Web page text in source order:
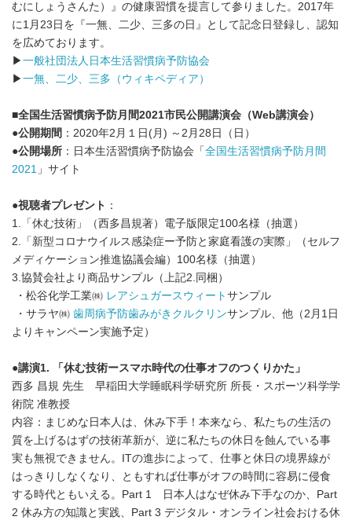
むにしょうさんた）』の健康習慣を提言して参りました。2017年
に1月23日を『一無、二少、三多の日』として記念日登録し、認知
を広めております。
▶ 一般社団法人日本生活習慣病予防協会
▶ 一無、二少、三多（ウィキペディア）
■全国生活習慣病予防月間2021市民公開講演会（Web講演会）
●公開期間 ：2020年2月１日(月) ～2月28日（日）
●公開場所 ：日本生活習慣病予防協会「 全国生活習慣病予防月間
2021 」サイト
●視聴者プレゼント ：
1.「休む技術」（西多昌規著）電子版限定100名様（抽選）
2.「新型コロナウイルス感染症ー予防と家庭看護の実際」（セルフ
メディケーション推進協議会編）100名様（抽選）
3.協賛会社より商品サンプル（上記2.同梱）
・松谷化学工業㈱ レアシュガースウィート サンプル
・サラヤ㈱ 歯周病予防歯みがきクルクリンサンプル、他（2月1日
よりキャンペーン実施予定）
●講演1.
「休む技術ースマホ時代の仕事オフのつくりかた」
西多 昌規 先生 早稲田大学睡眠科学研究所 所長・スポーツ科学学
術院 准教授
内容：まじめな日本人は、休み下手！本来なら、私たちの生活の
質を上げるはずの技術革新が、逆に私たちの休日を蝕んでいる事
実も無視できません。ITの進歩によって、仕事と休日の境界線が
はっきりしなくなり、ともすれば仕事がオフの時間に容易に侵食
する時代ともいえる。Part 1 日本人はなぜ休み下手なのか、Part
2 休み方の知識と実践、Part 3 デジタル・オンライン社会おける休